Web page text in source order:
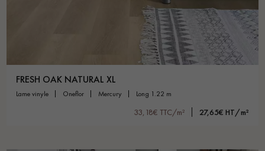
FRESH OAK NATURAL XL
lame vinyle oneflor mercury long 1.22 m
33,18€ TTC/m² 27,65€ HT/m²